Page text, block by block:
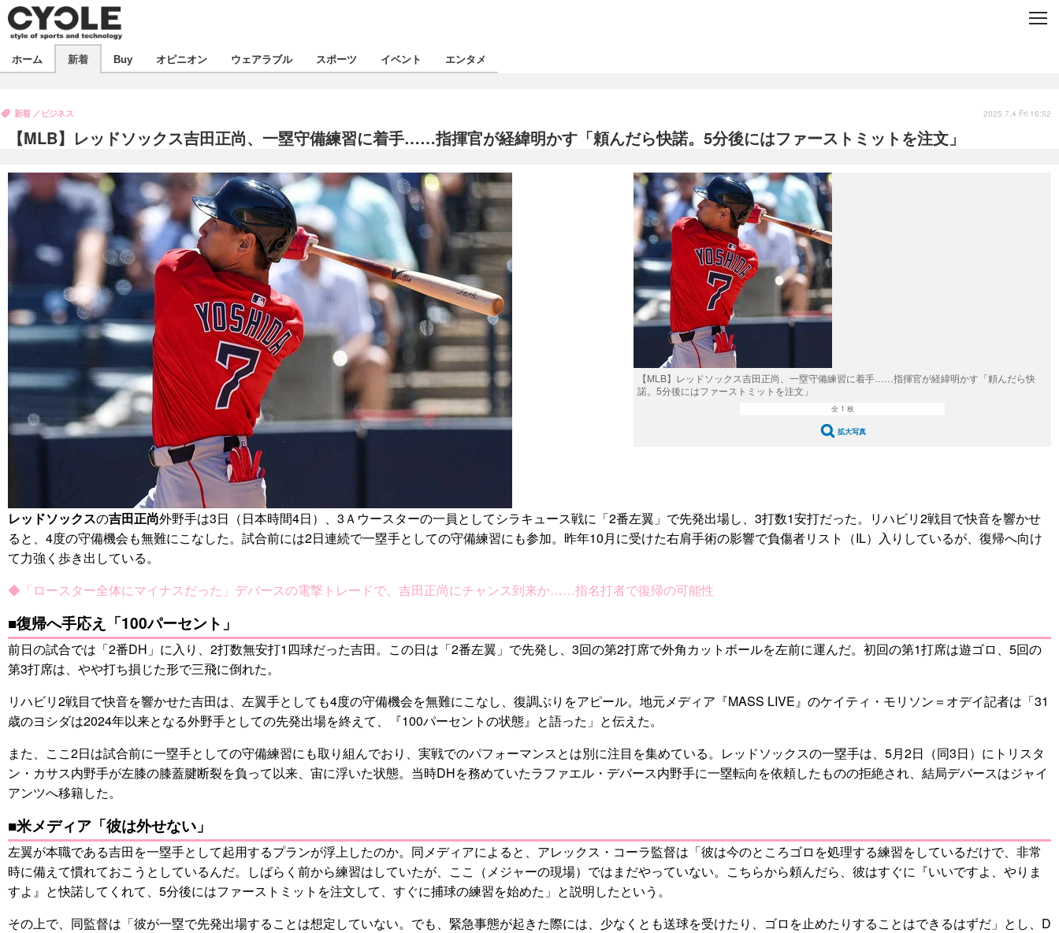
C
バックナンバー
ボイス
デバイス
ビジネス
国内
海外
スポーツ
短信
まとめ
選手
写真
動画
イベント
試乗会
スポーツ
ツアー
文化
芸能
出版／映画
話題
ファッション
デザイン
写真
動画
ライフ
社会
政治
ハウツー
ホーム 新着 Buy オピニオン ウェアラブル スポーツ イベント エンタメ
【MLB】レッドソックス吉田正尚、一塁守備練習に着手……指揮官が経緯明かす「頼んだら快諾。5分後にはファーストミットを注文」
新着 ビジネス 2025.7.4 Fri 16:52
【MLB】レッドソックス吉田正尚、一塁守備練習に着手……指揮官が経緯明かす「頼んだら快
諾。5分後にはファーストミットを注文」
全 1 枚
拡大写真
レッドソックスの吉田正尚外野手は3日（日本時間4日）、3Ａウースターの一員としてシラキュース戦に「2番左翼」で先発出場し、3打数1安打だった。リハビリ2戦目で快音を響かせ
ると、4度の守備機会も無難にこなした。試合前には2日連続で一塁手としての守備練習にも参加。昨年10月に受けた右肩手術の影響で負傷者リスト（IL）入りしているが、復帰へ向け
て力強く歩き出している。
◆「ロースター全体にマイナスだった」デバースの電撃トレードで、吉田正尚にチャンス到来か……指名打者で復帰の可能性
■復帰へ手応え「100パーセント」
前日の試合では「2番DH」に入り、2打数無安打1四球だった吉田。この日は「2番左翼」で先発し、3回の第2打席で外角カットボールを左前に運んだ。初回の第1打席は遊ゴロ、5回の
第3打席は、やや打ち損じた形で三飛に倒れた。
リハビリ2戦目で快音を響かせた吉田は、左翼手としても4度の守備機会を無難にこなし、復調ぶりをアピール。地元メディア『MASS LIVE』のケイティ・モリソン＝オデイ記者は「31
歳のヨシダは2024年以来となる外野手としての先発出場を終えて、『100パーセントの状態』と語った」と伝えた。
また、ここ2日は試合前に一塁手としての守備練習にも取り組んでおり、実戦でのパフォーマンスとは別に注目を集めている。レッドソックスの一塁手は、5月2日（同3日）にトリスタ
ン・カサス内野手が左膝の膝蓋腱断裂を負って以来、宙に浮いた状態。当時DHを務めていたラファエル・デバース内野手に一塁転向を依頼したものの拒絶され、結局デバースはジャイ
アンツへ移籍した。
■米メディア「彼は外せない」
左翼が本職である吉田を一塁手として起用するプランが浮上したのか。同メディアによると、アレックス・コーラ監督は「彼は今のところゴロを処理する練習をしているだけで、非常
時に備えて慣れておこうとしているんだ。しばらく前から練習はしていたが、ここ（メジャーの現場）ではまだやっていない。こちらから頼んだら、彼はすぐに『いいですよ、やりま
すよ』と快諾してくれて、5分後にはファーストミットを注文して、すぐに捕球の練習を始めた」と説明したという。
その上で、同監督は「彼が一塁で先発出場することは想定していない。でも、緊急事態が起きた際には、少なくとも送球を受けたり、ゴロを止めたりすることはできるはずだ」とし、D